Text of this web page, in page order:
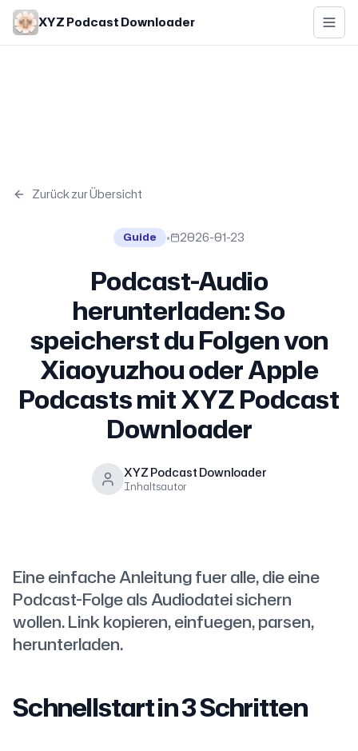
Skip to main content
XYZ Podcast Downloader
Zurück zur Übersicht
Guide • 2026-01-23
Podcast-Audio
herunterladen: So
speicherst du Folgen von
Xiaoyuzhou oder Apple
Podcasts mit XYZ Podcast
Downloader
XYZ Podcast Downloader
Inhaltsautor
Eine einfache Anleitung fuer alle, die eine
Podcast-Folge als Audiodatei sichern
wollen. Link kopieren, einfuegen, parsen,
herunterladen.
Schnellstart in 3 Schritten